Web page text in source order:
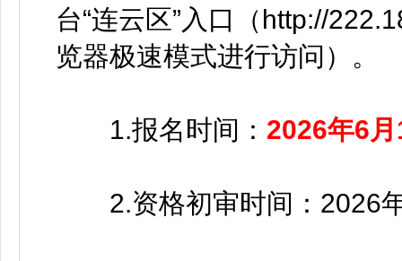
台“连云区”入口（http://
览器极速模式进行访问）。
1.报名时间： 2026年6
2.资格初审时间：2026年